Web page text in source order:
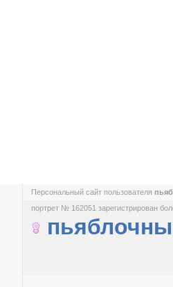
Персональный сайт пользователя
портрет № 162051 зарегистрирован